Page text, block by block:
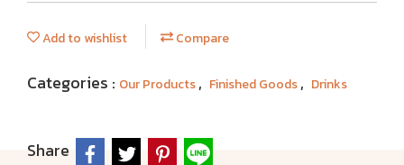
Add to wishlist Compare
Categories : Our Products, Finished Goods, Drinks
Share